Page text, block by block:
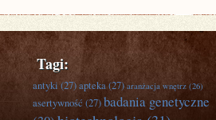
Tagi:
antyki(27)apteka(27) aranżacja wnętrz (26)
asertywność (27)badania genetyczne